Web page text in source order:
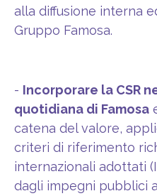
alla diffusione interna
Gruppo Famosa.
- Incorporare la CSR
quotidiana di Famosa
catena del valore,
criteri di riferimento
internazionali adottati
dagli impegni pubblici